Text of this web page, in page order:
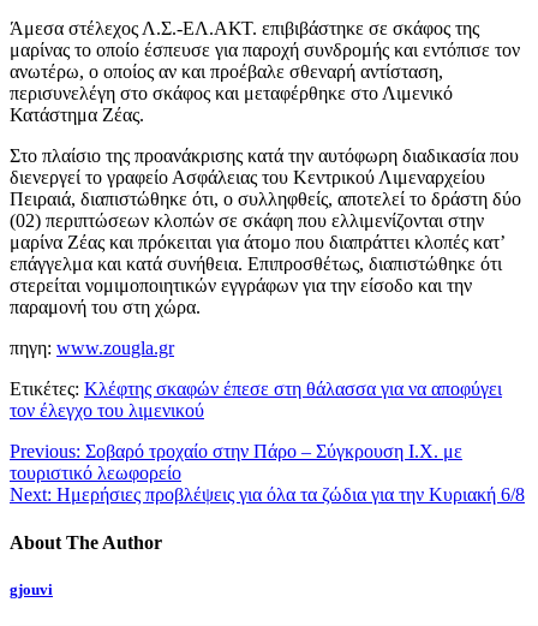
Άμεσα στέλεχος Λ.Σ.-ΕΛ.ΑΚΤ. επιβιβάστηκε σε σκάφος της
μαρίνας το οποίο έσπευσε για παροχή συνδρομής και εντόπισε τον
ανωτέρω, ο οποίος αν και προέβαλε σθεναρή αντίσταση,
περισυνελέγη στο σκάφος και μεταφέρθηκε στο Λιμενικό
Κατάστημα Ζέας.
Στο πλαίσιο της προανάκρισης κατά την αυτόφωρη διαδικασία που
διενεργεί το γραφείο Ασφάλειας του Κεντρικού Λιμεναρχείου
Πειραιά, διαπιστώθηκε ότι, ο συλληφθείς, αποτελεί το δράστη δύο
(02) περιπτώσεων κλοπών σε σκάφη που ελλιμενίζονται στην
μαρίνα Ζέας και πρόκειται για άτομο που διαπράττει κλοπές κατ’
επάγγελμα και κατά συνήθεια. Επιπροσθέτως, διαπιστώθηκε ότι
στερείται νομιμοποιητικών εγγράφων για την είσοδο και την
παραμονή του στη χώρα.
πηγη: www.zougla.gr
Ετικέτες: Κλέφτης σκαφών έπεσε στη θάλασσα για να αποφύγει
τον έλεγχο του λιμενικού
Previous: Σοβαρό τροχαίο στην Πάρο – Σύγκρουση Ι.Χ. με
τουριστικό λεωφορείο
Next: Ημερήσιες προβλέψεις για όλα τα ζώδια για την Κυριακή 6/8
About The Author
gjouvi